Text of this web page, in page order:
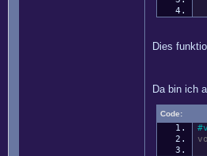
Dies
Da bin ich
Code: